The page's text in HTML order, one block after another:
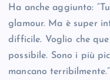
Ha anche aggiunto:
glamour. Ma è super
difficile. Voglio che
possibile. Sono i più
mancano terribilmente.”